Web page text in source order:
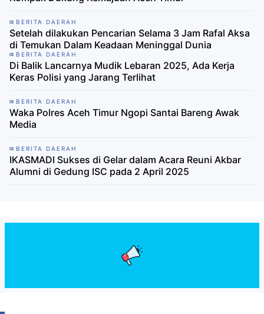
BERITA DAERAH
Setelah dilakukan Pencarian Selama 3 Jam Rafal Aksa
di Temukan Dalam Keadaan Meninggal Dunia
BERITA DAERAH
Di Balik Lancarnya Mudik Lebaran 2025, Ada Kerja
Keras Polisi yang Jarang Terlihat
BERITA DAERAH
Waka Polres Aceh Timur Ngopi Santai Bareng Awak
Media
BERITA DAERAH
IKASMADI Sukses di Gelar dalam Acara Reuni Akbar
Alumni di Gedung ISC pada 2 April 2025